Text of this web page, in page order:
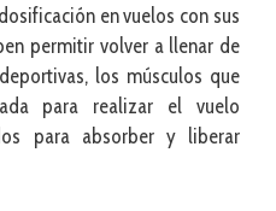
en vuelos con sus
permitir volver a llenar de
los músculos que
para realizar el vuelo
para absorber y liberar